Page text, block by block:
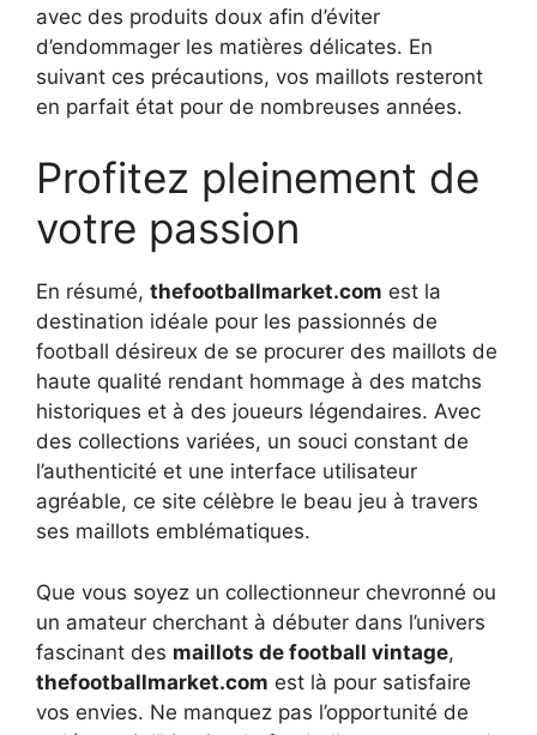
avec des produits doux afin d’éviter
d’endommager les matières délicates. En
suivant ces précautions, vos maillots resteront
en parfait état pour de nombreuses années.
Profitez pleinement de
votre passion
En résumé, thefootballmarket.com est la
destination idéale pour les passionnés de
football désireux de se procurer des maillots de
haute qualité rendant hommage à des matchs
historiques et à des joueurs légendaires. Avec
des collections variées, un souci constant de
l’authenticité et une interface utilisateur
agréable, ce site célèbre le beau jeu à travers
ses maillots emblématiques.
Que vous soyez un collectionneur chevronné ou
un amateur cherchant à débuter dans l’univers
fascinant des maillots de football vintage,
thefootballmarket.com est là pour satisfaire
vos envies. Ne manquez pas l’opportunité de